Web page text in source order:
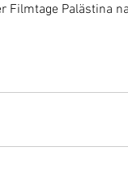
Filmtage Palästina